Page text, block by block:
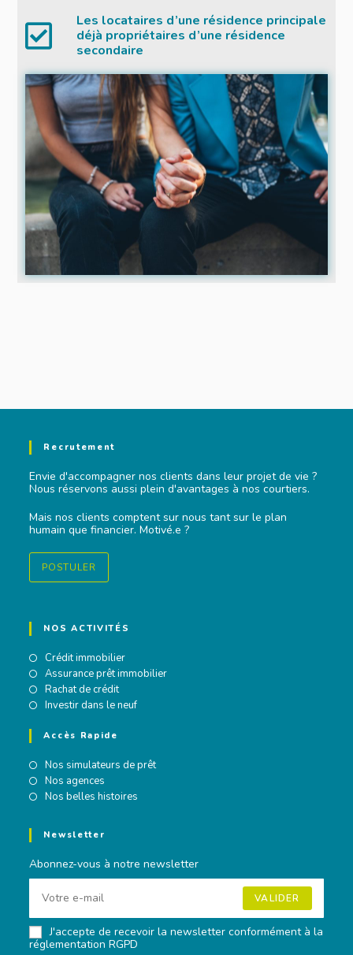
Les locataires d’une résidence principale
déjà propriétaires d’une résidence
secondaire
Recrutement
Envie d'accompagner nos clients dans leur projet de vie ?
Nous réservons aussi plein d'avantages à nos courtiers.
Mais nos clients comptent sur nous tant sur le plan
humain que financier. Motivé.e ?
POSTULER
NOS ACTIVITÉS
Crédit immobilier
Assurance prêt immobilier
Rachat de crédit
Investir dans le neuf
Accès Rapide
Nos simulateurs de prêt
Nos agences
Nos belles histoires
Newsletter
Abonnez-vous à notre newsletter
VALIDER
J'accepte de recevoir la newsletter conformément à la
réglementation RGPD